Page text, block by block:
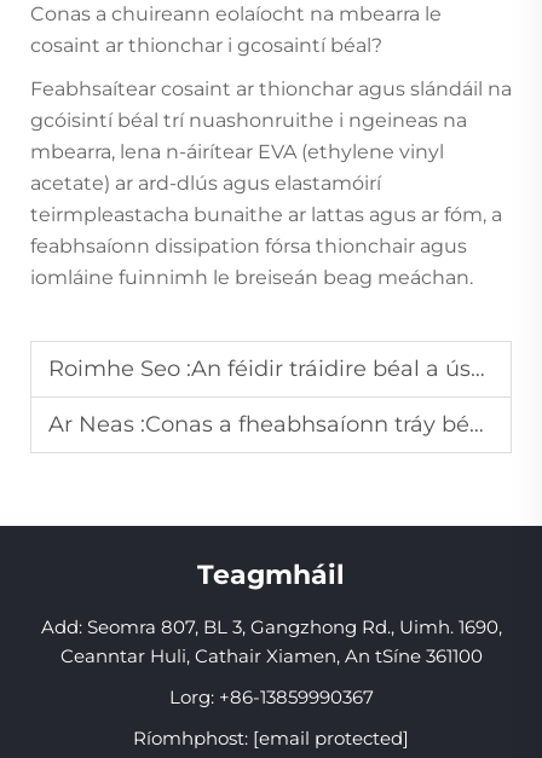
Conas a chuireann eolaíocht na mbearra le
cosaint ar thionchar i gcosaintí béal?
Feabhsaítear cosaint ar thionchar agus slándáil na
gcóisintí béal trí nuashonruithe i ngeineas na
mbearra, lena n-áirítear EVA (ethylene vinyl
acetate) ar ard-dlús agus elastamóirí
teirmpleastacha bunaithe ar lattas agus ar fóm, a
feabhsaíonn dissipation fórsa thionchair agus
iomláine fuinnimh le breiseán beag meáchan.
Roimhe Seo :An féidir tráidire béal a úsáid le haghaidh táirgí éagsúla le haghaidh báinéise fiacla?
Ar Neas :Conas a fheabhsaíonn tráy béal éifeacht na ngéil le haghaidh báinbhileog an fiacla?
Teagmháil
Add: Seomra 807, BL 3, Gangzhong Rd., Uimh. 1690,
Ceanntar Huli, Cathair Xiamen, An tSíne 361100
Lorg: +86-13859990367
Ríomhphost: [email protected]